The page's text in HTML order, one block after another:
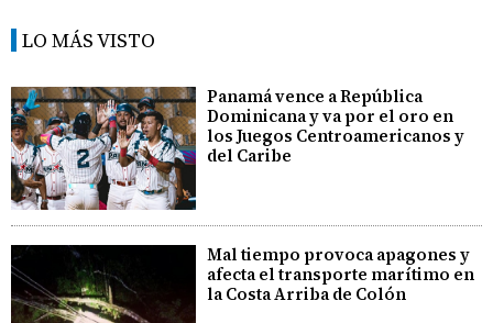
LO MÁS VISTO
Panamá vence a República
Dominicana y va por el oro en
los Juegos Centroamericanos y
del Caribe
Mal tiempo provoca apagones y
afecta el transporte marítimo en
la Costa Arriba de Colón